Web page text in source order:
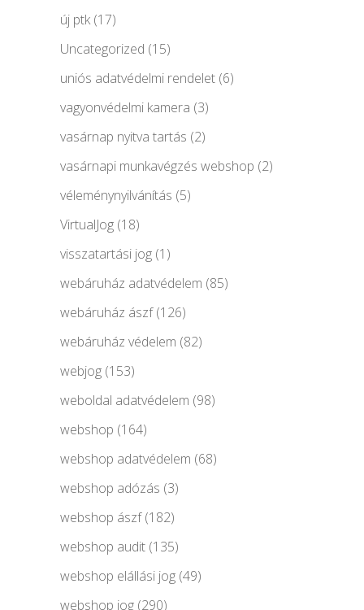
új ptk(17)
Uncategorized (15)
uniós adatvédelmi rendelet (6)
vagyonvédelmi kamera (3)
vasárnap nyitva tartás (2)
vasárnapi munkavégzés webshop (2)
véleménynyilvánítás (5)
VirtualJog (18)
visszatartási jog (1)
webáruház adatvédelem (85)
webáruház ászf(126)
webáruház védelem (82)
webjog (153)
weboldal adatvédelem (98)
webshop (164)
webshop adatvédelem (68)
webshop adózás (3)
webshop ászf(182)
webshop audit (135)
webshop elállási jog (49)
webshop jog (290)